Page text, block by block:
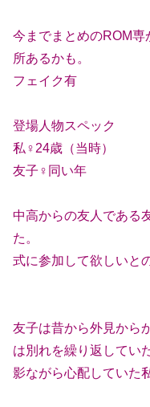
今までまとめのROM
所あるかも。
フェイク有
登場人物スペック
私♀24歳（当時）
友子♀同い年
中高からの友人である
た。
式に参加して欲しいと
友子は昔から外見から
は別れを繰り返してい
影ながら心配していた